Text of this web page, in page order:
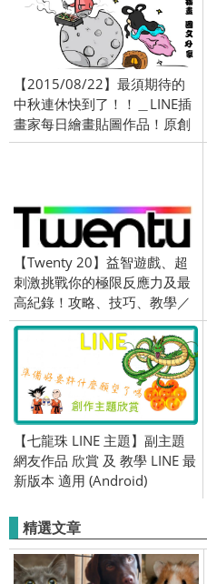
【2015/08/22】最須期待的
中秋連休快到了！！＿LINE插
畫家每日繪畫貼圖作品！原創
精彩連載中！
【Twenty 20】益智遊戲、超
刺激挑戰你的極限反應力及最
高紀錄！攻略、技巧、教學／
免費下載／2015
【七龍珠 LINE 主題】副主題
網友作品 欣賞 及 教學 LINE 最
新版本 適用 (Android)
精選文章